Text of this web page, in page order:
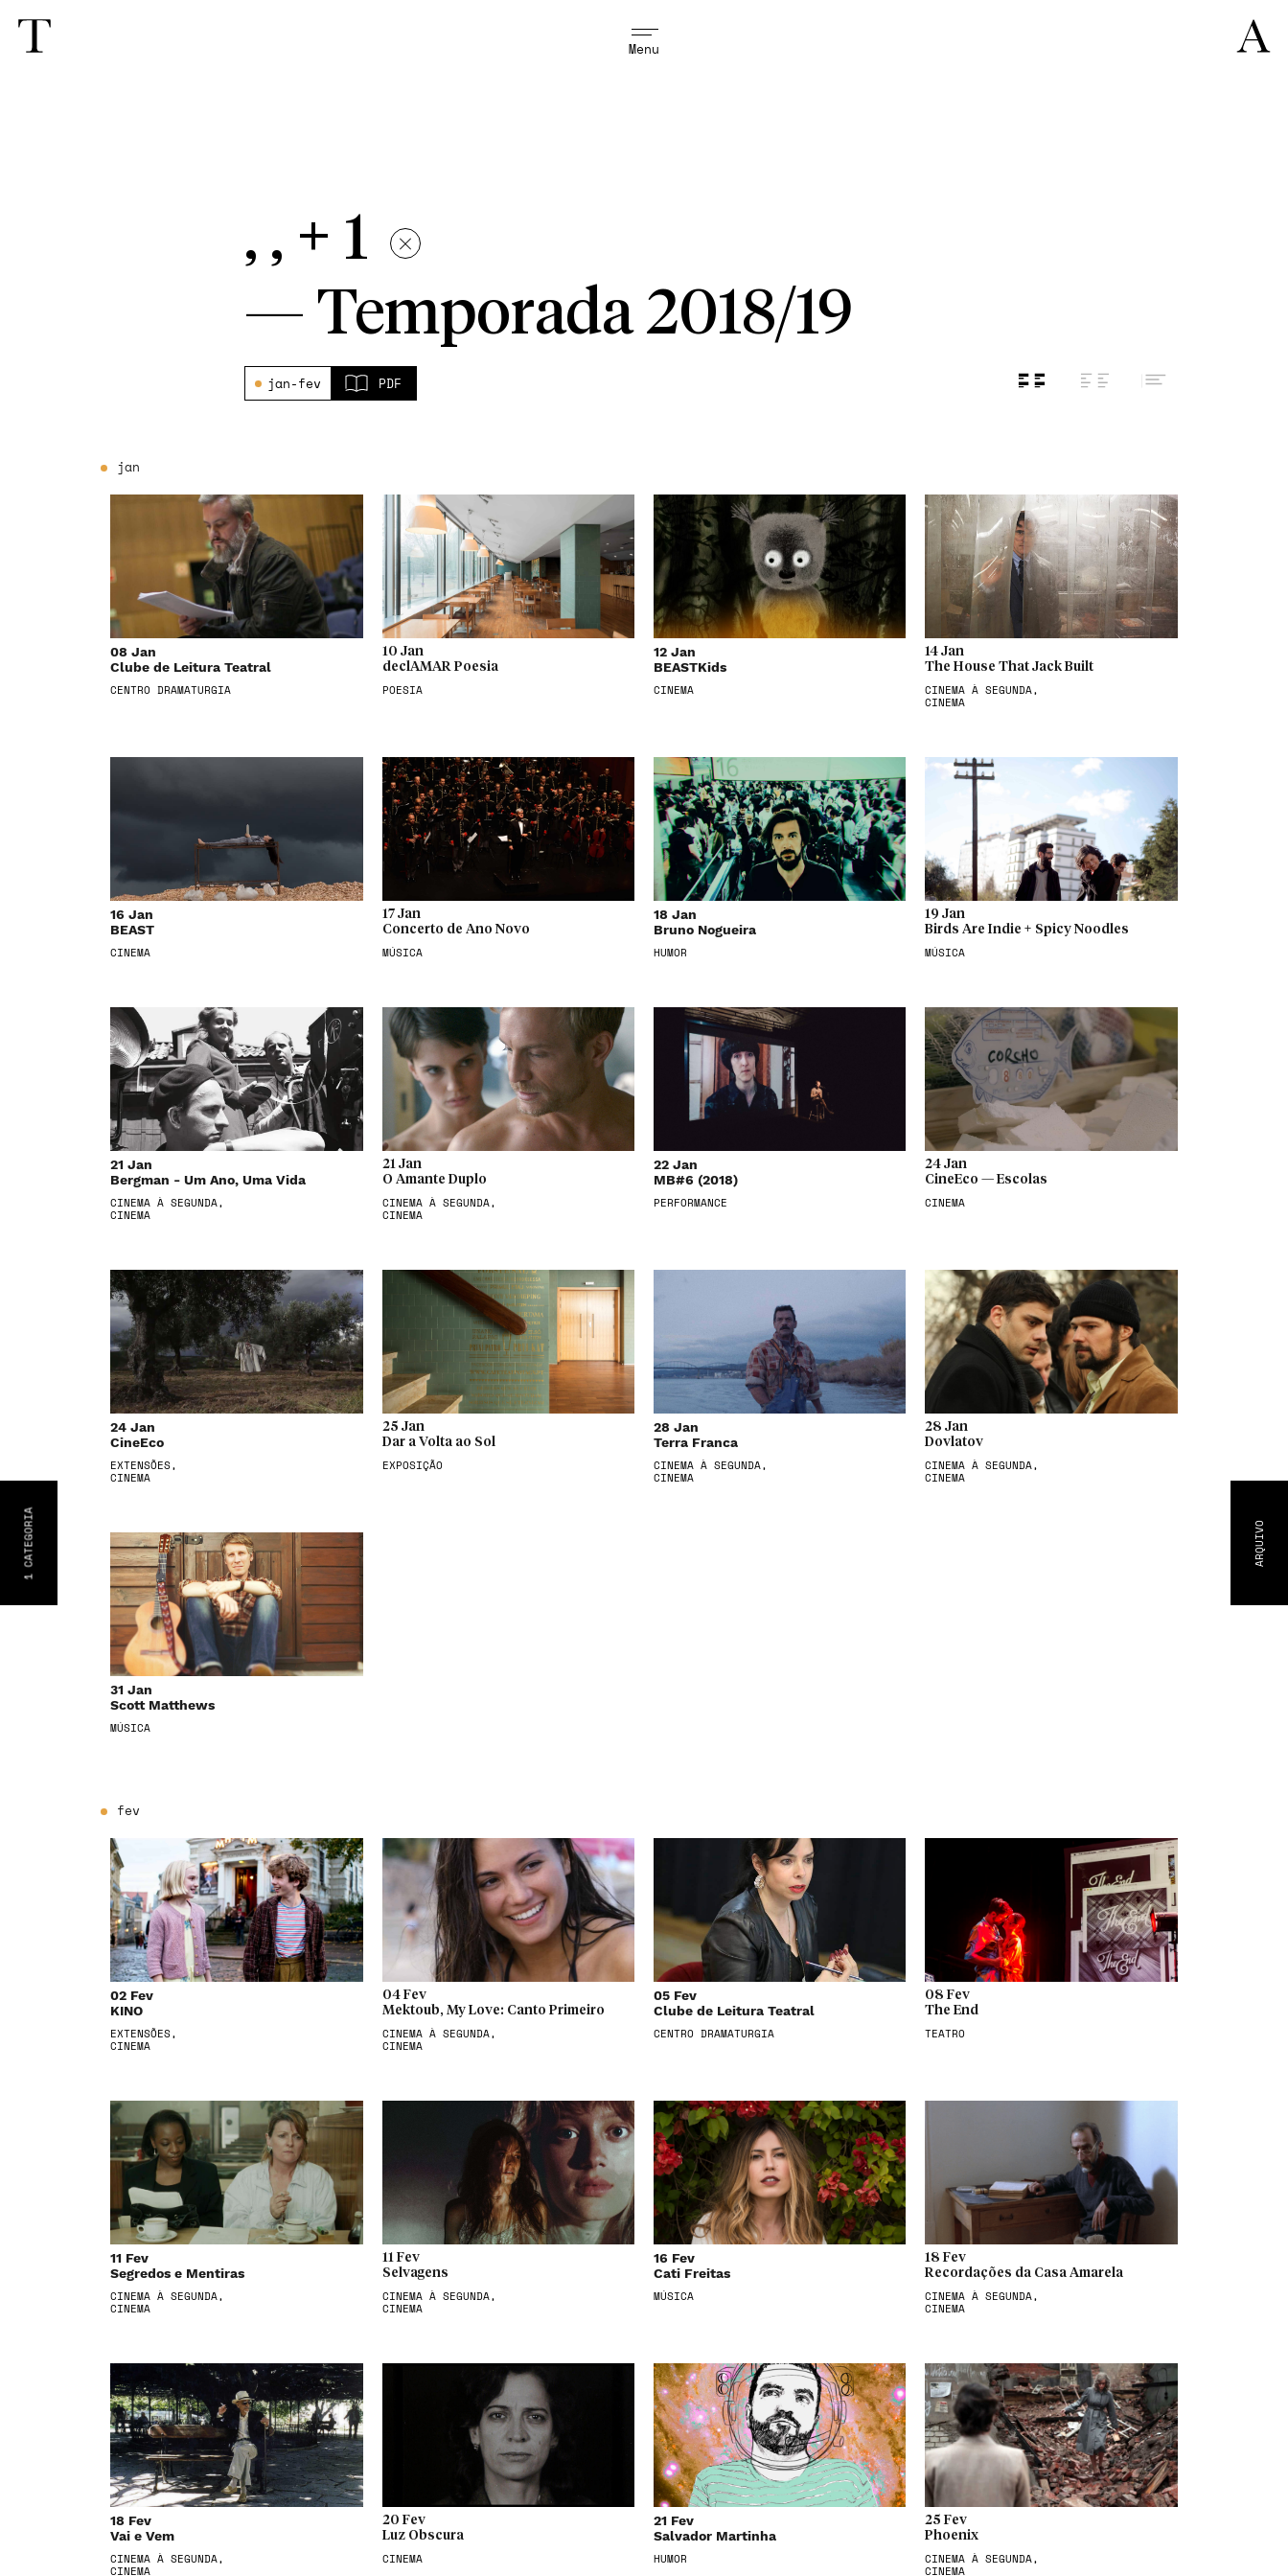
Menu
ARQUIVO
1
CATEGORIA
, , + 1
— Temporada 2018/19
jan-fev PDF
jan
08 Jan
Clube de Leitura Teatral
CENTRO DRAMATURGIA
10 Jan
declAMAR Poesia
POESIA
12 Jan
BEASTKids
CINEMA
14 Jan
The House That Jack Built
CINEMA À SEGUNDA,
CINEMA
16 Jan
BEAST
CINEMA
17 Jan
Concerto de Ano Novo
MÚSICA
18 Jan
Bruno Nogueira
HUMOR
19 Jan
Birds Are Indie + Spicy Noodles
MÚSICA
21 Jan
Bergman - Um Ano, Uma Vida
CINEMA À SEGUNDA,
CINEMA
21 Jan
O Amante Duplo
CINEMA À SEGUNDA,
CINEMA
22 Jan
MB#6 (2018)
PERFORMANCE
24 Jan
CineEco — Escolas
CINEMA
24 Jan
CineEco
EXTENSÕES,
CINEMA
25 Jan
Dar a Volta ao Sol
EXPOSIÇÃO
28 Jan
Terra Franca
CINEMA À SEGUNDA,
CINEMA
28 Jan
Dovlatov
CINEMA À SEGUNDA,
CINEMA
31 Jan
Scott Matthews
MÚSICA
fev
02 Fev
KINO
EXTENSÕES,
CINEMA
04 Fev
Mektoub, My Love: Canto Primeiro
CINEMA À SEGUNDA,
CINEMA
05 Fev
Clube de Leitura Teatral
CENTRO DRAMATURGIA
08 Fev
The End
TEATRO
11 Fev
Segredos e Mentiras
CINEMA À SEGUNDA,
CINEMA
11 Fev
Selvagens
CINEMA À SEGUNDA,
CINEMA
16 Fev
Cati Freitas
MÚSICA
18 Fev
Recordações da Casa Amarela
CINEMA À SEGUNDA,
CINEMA
18 Fev
Vai e Vem
CINEMA À SEGUNDA,
CINEMA
20 Fev
Luz Obscura
CINEMA
21 Fev
Salvador Martinha
HUMOR
25 Fev
Phoenix
CINEMA À SEGUNDA,
CINEMA